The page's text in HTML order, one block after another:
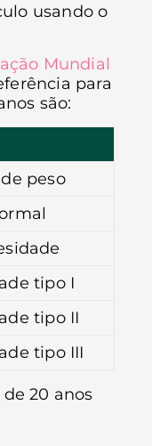
usando o
Mundial
para
são:
peso
tipo I
tipo II
tipo III
20 anos